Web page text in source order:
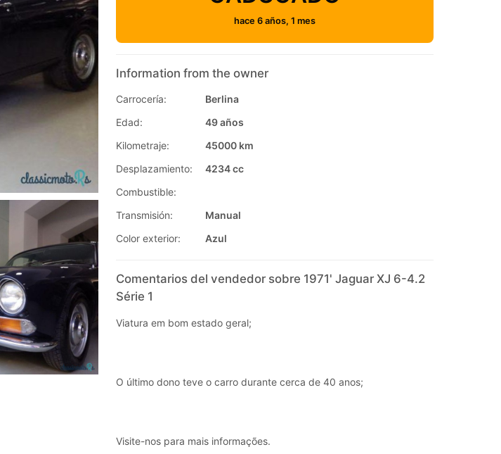
hace 6 años, 1 mes
Information from the owner
Carrocería:
Berlina
Edad:
49 años
Kilometraje:
45000 km
Desplazamiento:
4234 cc
Combustible:
Transmisión:
Manual
Color exterior:
Azul
Comentarios del vendedor sobre 1971' Jaguar XJ 6-4.2
Série 1
Viatura em bom estado geral;
O último dono teve o carro durante cerca de 40 anos;
Visite-nos para mais informações.